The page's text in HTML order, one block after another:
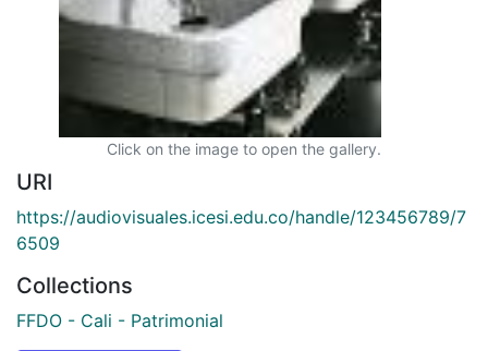
Click on the image to open the gallery.
URI
https://audiovisuales.icesi.edu.co/handle/123456789/7
6509
Collections
FFDO - Cali - Patrimonial